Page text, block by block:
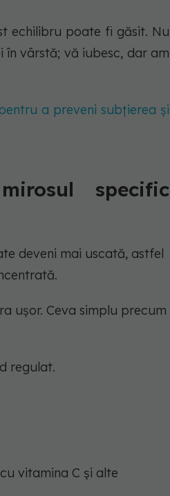
echilibru poate fi găsit. Nu
vârstă; vă iubesc, dar am
a preveni subțierea și
specific
deveni mai uscată, astfel
ușor. Ceva simplu precum
regulat.
vitamina C și alte